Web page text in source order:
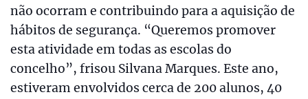
não ocorram e contribuindo para a aquisição de
hábitos de segurança. “Queremos promover
esta atividade em todas as escolas do
concelho”, frisou Silvana Marques. Este ano,
estiveram envolvidos cerca de 200 alunos, 40